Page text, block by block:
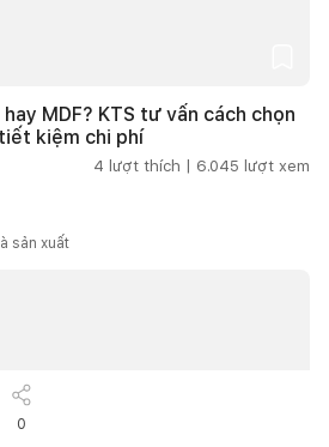
MDF? KTS tư vấn cách chọn
kiệm chi phí
4 lượt thích | 6.045 lượt xem
sản xuất
0
Kết nối thiết kế, thi công